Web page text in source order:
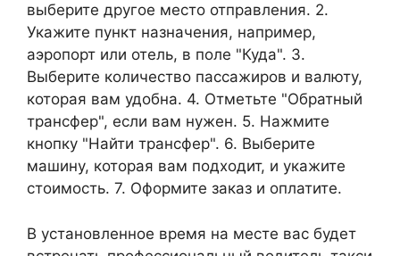
выберите другое место отправления. 2.
Укажите пункт назначения, например,
аэропорт или отель, в поле "Куда". 3.
Выберите количество пассажиров и валюту,
которая вам удобна. 4. Отметьте "Обратный
трансфер", если вам нужен. 5. Нажмите
кнопку "Найти трансфер". 6. Выберите
машину, которая вам подходит, и укажите
стоимость. 7. Оформите заказ и оплатите.
В установленное время на месте вас будет